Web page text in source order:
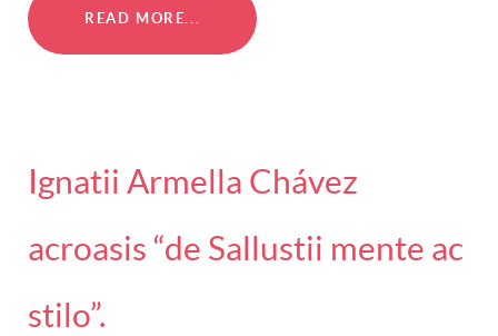
READ MORE...
Ignatii Armella Chávez
acroasis “de Sallustii mente ac
stilo”.